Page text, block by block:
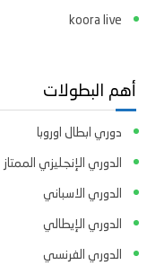
koora live
أهم البطولات
دوري ابطال اوروبا
الدوري الإنجليزي الممتاز
الدوري الاسباني
الدوري الإيطالي
الدوري الفرنسي